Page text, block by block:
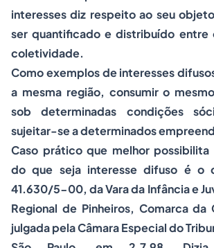
interesses diz respeito ao seu
ser quantificado e distribuído entre
coletividade.
Como exemplos de interesses
a mesma região, consumir o
sob determinadas condições
sujeitar-se a determinados
Caso prático que melhor possibilita
do que seja interesse difuso é o
41.630/5-00, da Vara da Infância e
Regional de Pinheiros, Comarca
julgada pela Câmara Especial do